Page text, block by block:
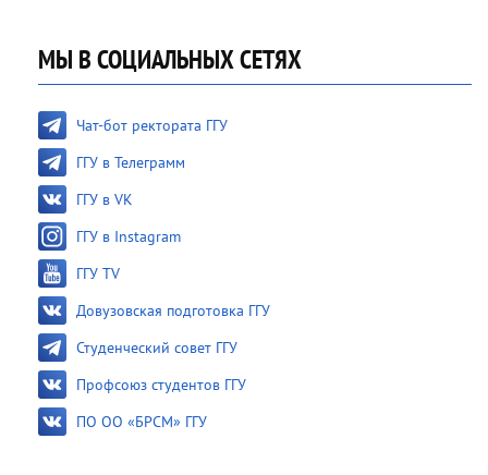
МЫ В СОЦИАЛЬНЫХ СЕТЯХ
Чат-бот ректората ГГУ
ГГУ в Телеграмм
ГГУ в VK
ГГУ в Instagram
ГГУ TV
Довузовская подготовка ГГУ
Студенческий совет ГГУ
Профсоюз студентов ГГУ
ПО ОО «БРСМ» ГГУ